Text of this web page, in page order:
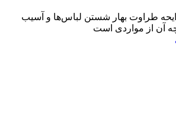
طراوت بهار شستن لباس‌ها و آسیب
آن‌ از مواردی است